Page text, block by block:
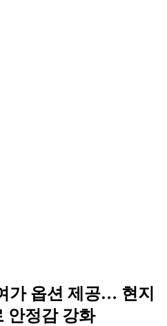
가 옵션 제공… 현지
안정감 강화